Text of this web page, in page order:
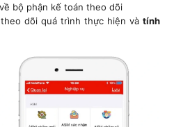
bộ phận kế toán theo dõi
theo dõi quá trình thực hiện và tính